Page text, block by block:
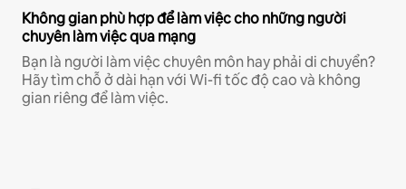
Không gian phù hợp để làm việc cho những người
chuyên làm việc qua mạng
Bạn là người làm việc chuyên môn hay phải di chuyển?
Hãy tìm chỗ ở dài hạn với Wi-fi tốc độ cao và không
gian riêng để làm việc.